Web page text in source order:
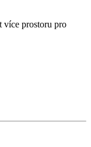
více prostoru pro